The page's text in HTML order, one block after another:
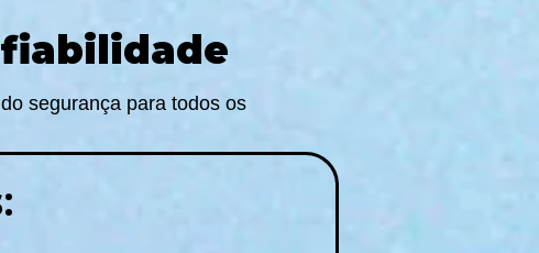
segurança para todos os